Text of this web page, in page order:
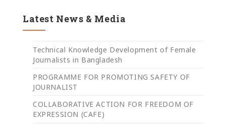
Latest News & Media
Technical Knowledge Development of Female
Journalists in Bangladesh
PROGRAMME FOR PROMOTING SAFETY OF
JOURNALIST
COLLABORATIVE ACTION FOR FREEDOM OF
EXPRESSION (CAFE)